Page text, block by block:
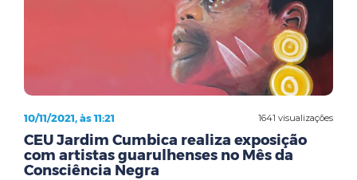
1641 visualizações
10/11/2021, às 11:21
CEU Jardim Cumbica realiza exposição
com artistas guarulhenses no Mês da
Consciência Negra